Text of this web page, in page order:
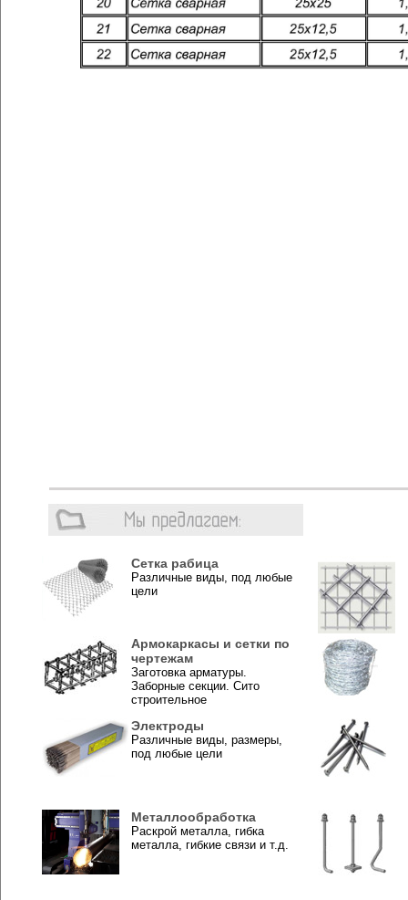
Сетка рабица
Различные виды, под любые
цели
Армокаркасы и сетки по
чертежам
Заготовка арматуры.
Заборные секции. Сито
строительное
Электроды
Различные виды, размеры,
под любые цели
Металлообработка
Раскрой металла, гибка
металла, гибкие связи и т.д.